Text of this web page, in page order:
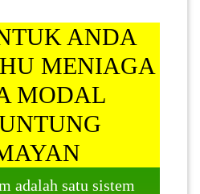
ANDA
MENIAGA
MODAL
adalah satu sistem